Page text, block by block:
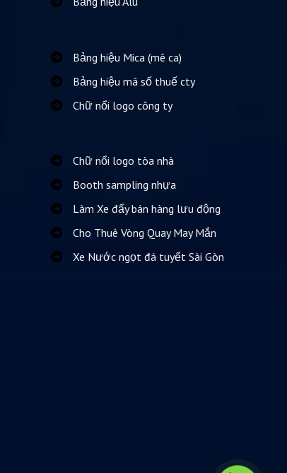
Bảng hiệu Mica (mê ca)
Bảng hiệu mã số thuế cty
Chữ nổi logo công ty
Chữ nổi logo tòa nhà
Booth sampling nhựa
Làm Xe đẩy bán hàng lưu động
Cho Thuê Vòng Quay May Mắn
Xe Nước ngọt đá tuyết Sài Gòn